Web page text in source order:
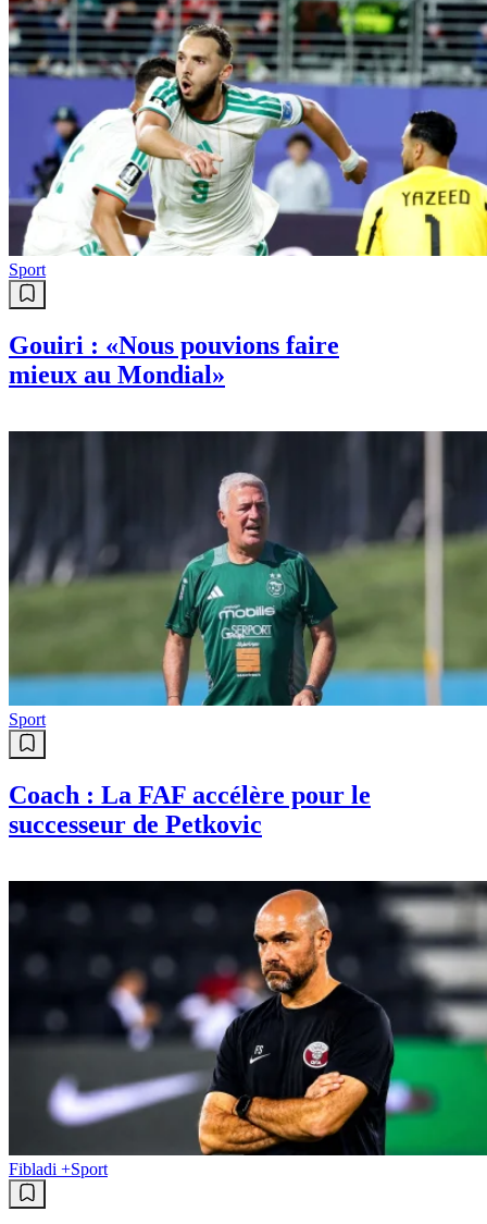
Sport
Gouiri : «Nous pouvions faire
mieux au Mondial»
Sport
Coach : La FAF accélère pour le
successeur de Petkovic
Fibladi +Sport